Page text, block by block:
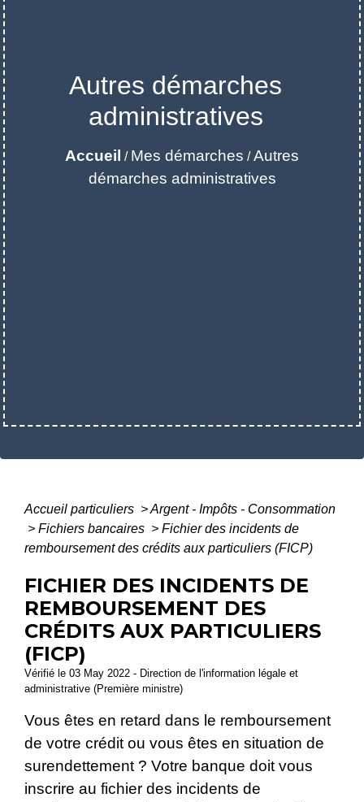
Autres démarches
administratives
Accueil / Mes démarches /Autres
démarches administratives
Accueil particuliers >Argent - Impôts - Consommation
> Fichiers bancaires > Fichier des incidents de
remboursement des crédits aux particuliers (FICP)
FICHIER DES INCIDENTS DE
REMBOURSEMENT DES
CRÉDITS AUX PARTICULIERS
(FICP)
Vérifié le 03 May 2022 - Direction de l'information légale et
administrative (Première ministre)
Vous êtes en retard dans le remboursement
de votre crédit ou vous êtes en situation de
surendettement ? Votre banque doit vous
inscrire au fichier des incidents de